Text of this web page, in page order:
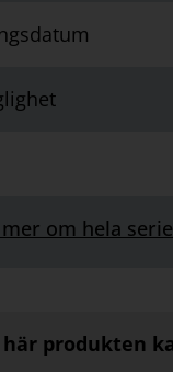
mer om hela
här produkten